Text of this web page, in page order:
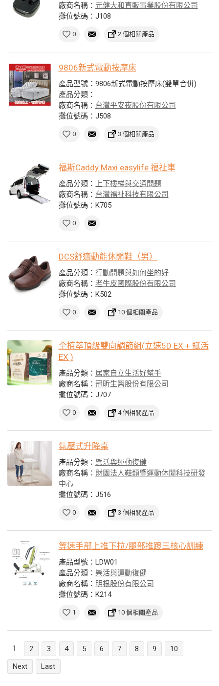
廠商名稱： 元健大和直販事業股份有限公司
攤位號碼：J108
0 2 個相關產品
9806新式電動按摩床
產品型號：9806新式電動按摩床(雙單合併)
產品分類：
廠商名稱： 台灣平安夜股份有限公司
攤位號碼：J508
0 3 個相關產品
福斯Caddy Maxi easylife 福祉車
產品分類：
上下樓梯與交通問題
廠商名稱： 台灣福祉科技有限公司
攤位號碼：K705
0
DCS舒適動能休閒鞋（男）
產品分類： 行動問題與如何坐的好
廠商名稱： 老牛皮國際股份有限公司
攤位號碼：K502
0 10 個相關產品
全植萃頂級雙向調節組(立速5D EX + 賦活
EX )
產品分類： 居家自立生活好幫手
廠商名稱： 冠昕生醫股份有限公司
攤位號碼：J707
0 4 個相關產品
氣壓式升降桌
產品分類： 樂活與運動復健
廠商名稱： 財團法人鞋類暨運動休閒科技研發
中心
攤位號碼：J516
0 3 個相關產品
等速手部上推下拉/腿部推蹬三核心訓練
產品型號：LDW01
產品分類： 樂活與運動復健
廠商名稱： 明根股份有限公司
攤位號碼：K214
1 10 個相關產品
1 2 3 4 5 6 7 8 9
10
Next
Last